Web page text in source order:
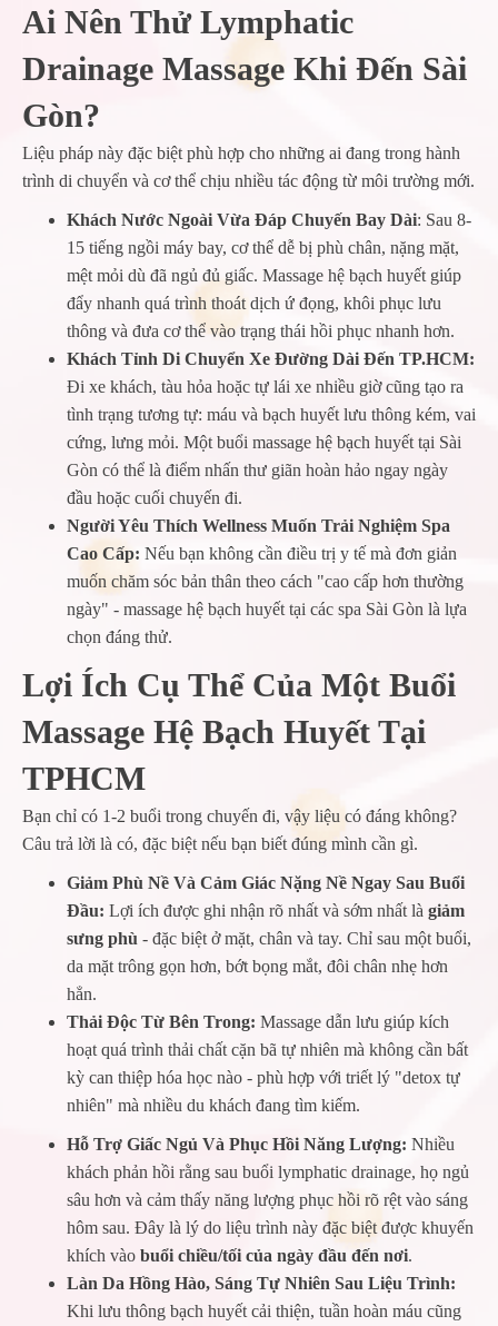
Ai Nên Thử Lymphatic
Drainage Massage Khi Đến Sài
Gòn?
Liệu pháp này đặc biệt phù hợp cho những ai đang trong hành
trình di chuyển và cơ thể chịu nhiều tác động từ môi trường mới.
Khách Nước Ngoài Vừa Đáp Chuyến Bay Dài: Sau 8-
15 tiếng ngồi máy bay, cơ thể dễ bị phù chân, nặng mặt,
mệt mỏi dù đã ngủ đủ giấc. Massage hệ bạch huyết giúp
đẩy nhanh quá trình thoát dịch ứ đọng, khôi phục lưu
thông và đưa cơ thể vào trạng thái hồi phục nhanh hơn.
Khách Tỉnh Di Chuyển Xe Đường Dài Đến TP.HCM:
Đi xe khách, tàu hỏa hoặc tự lái xe nhiều giờ cũng tạo ra
tình trạng tương tự: máu và bạch huyết lưu thông kém, vai
cứng, lưng mỏi. Một buổi massage hệ bạch huyết tại Sài
Gòn có thể là điểm nhấn thư giãn hoàn hảo ngay ngày
đầu hoặc cuối chuyến đi.
Người Yêu Thích Wellness Muốn Trải Nghiệm Spa
Cao Cấp: Nếu bạn không cần điều trị y tế mà đơn giản
muốn chăm sóc bản thân theo cách "cao cấp hơn thường
ngày" - massage hệ bạch huyết tại các spa Sài Gòn là lựa
chọn đáng thử.
Lợi Ích Cụ Thể Của Một Buổi
Massage Hệ Bạch Huyết Tại
TPHCM
Bạn chỉ có 1-2 buổi trong chuyến đi, vậy liệu có đáng không?
Câu trả lời là có, đặc biệt nếu bạn biết đúng mình cần gì.
Giảm Phù Nề Và Cảm Giác Nặng Nề Ngay Sau Buổi
Đầu: Lợi ích được ghi nhận rõ nhất và sớm nhất là giảm
sưng phù - đặc biệt ở mặt, chân và tay. Chỉ sau một buổi,
da mặt trông gọn hơn, bớt bọng mắt, đôi chân nhẹ hơn
hẳn.
Thải Độc Từ Bên Trong: Massage dẫn lưu giúp kích
hoạt quá trình thải chất cặn bã tự nhiên mà không cần bất
kỳ can thiệp hóa học nào - phù hợp với triết lý "detox tự
nhiên" mà nhiều du khách đang tìm kiếm.
Hỗ Trợ Giấc Ngủ Và Phục Hồi Năng Lượng: Nhiều
khách phản hồi rằng sau buổi lymphatic drainage, họ ngủ
sâu hơn và cảm thấy năng lượng phục hồi rõ rệt vào sáng
hôm sau. Đây là lý do liệu trình này đặc biệt được khuyến
khích vào buổi chiều/tối của ngày đầu đến nơi.
Làn Da Hồng Hào, Sáng Tự Nhiên Sau Liệu Trình:
Khi lưu thông bạch huyết cải thiện, tuần hoàn máu cũng